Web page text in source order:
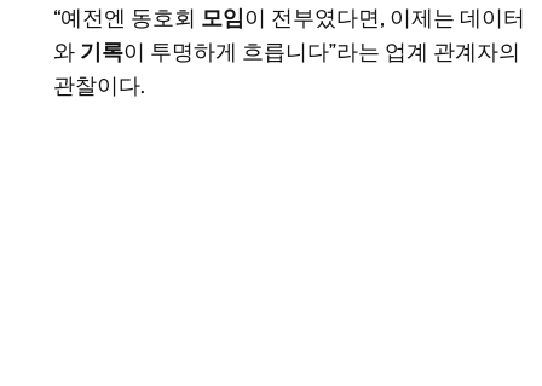
“예전엔 동호회 모임이 전부였다면, 이제는 데이터
와 기록이 투명하게 흐릅니다”라는 업계 관계자의
관찰이다.